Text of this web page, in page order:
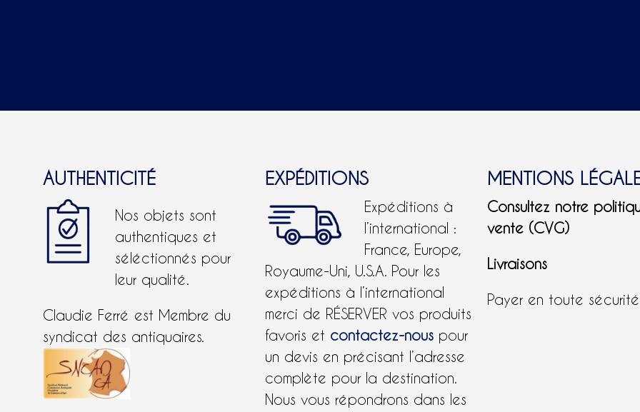
AUTHENTICITÉ
Nos objets sont
authentiques et
séléctionnés pour
leur qualité.
Claudie Ferré est Membre du
syndicat des antiquaires.
EXPÉDITIONS
Expéditions à
l’international :
France, Europe,
Royaume-Uni, U.S.A. Pour les
expéditions à l’international
merci de RÉSERVER vos produits
favoris et contactez-nous pour
un devis en précisant l’adresse
complète pour la destination.
Nous vous répondrons dans les
MENTIONS
Consultez notre
vente (CVG)
Livraisons
Payer en toute